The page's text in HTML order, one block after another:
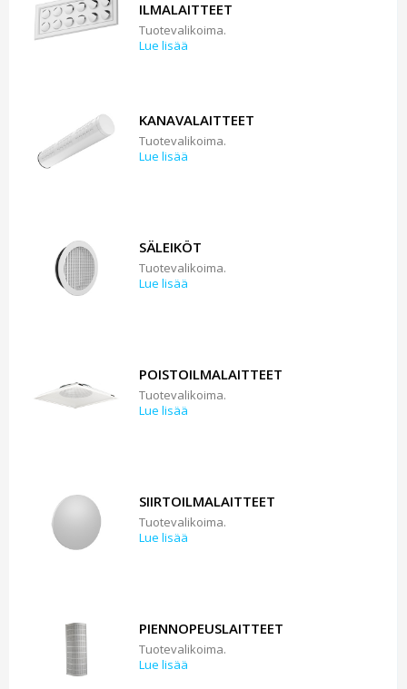
ILMALAITTEET
Tuotevalikoima.
Lue lisää
KANAVALAITTEET
Tuotevalikoima.
Lue lisää
SÄLEIKÖT
Tuotevalikoima.
Lue lisää
POISTOILMALAITTEET
Tuotevalikoima.
Lue lisää
SIIRTOILMALAITTEET
Tuotevalikoima.
Lue lisää
PIENNOPEUSLAITTEET
Tuotevalikoima.
Lue lisää